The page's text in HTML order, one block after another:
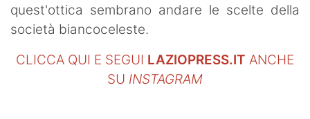
quest'ottica sembrano andare le scelte della
società biancoceleste.
CLICCA QUI E SEGUI LAZIOPRESS.IT ANCHE
SU INSTAGRAM